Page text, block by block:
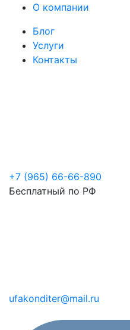
О компании
Блог
Услуги
Контакты
+7 (965) 66-66-890
Бесплатный по РФ
ufakonditer@mail.ru